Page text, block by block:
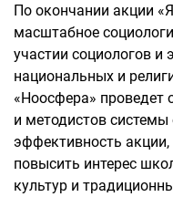
По окончании акции
масштабное
участии социологов и
национальных и
«Ноосфера» проведет
и методистов
эффективность
повысить интерес
культур и